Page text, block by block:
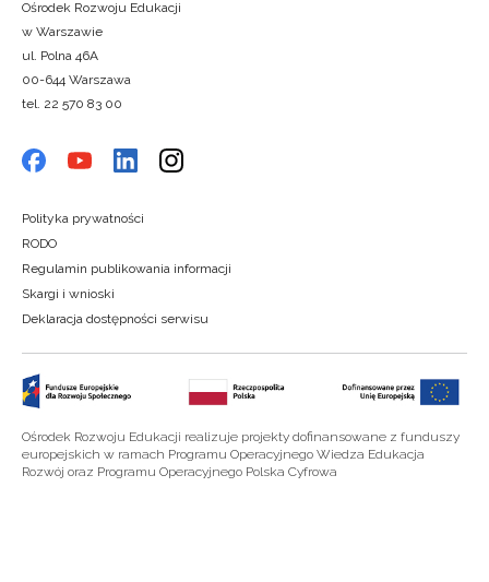
Ośrodek Rozwoju Edukacji
w Warszawie
ul. Polna 46A
00-644 Warszawa
tel. 22 570 83 00
Polityka prywatności
RODO
Regulamin publikowania informacji
Skargi i wnioski
Deklaracja dostępności serwisu
Ośrodek Rozwoju Edukacji realizuje projekty dofinansowane z funduszy
europejskich w ramach Programu Operacyjnego Wiedza Edukacja
Rozwój oraz Programu Operacyjnego Polska Cyfrowa